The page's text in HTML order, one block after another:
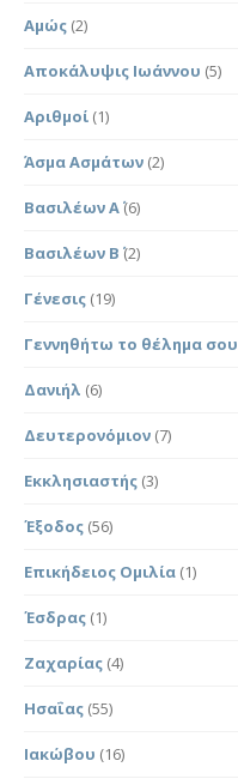
Αμώς (2)
Αποκάλυψις Ιωάννου (5)
Αριθμοί (1)
Άσμα Ασμάτων (2)
Βασιλέων Α΄(6)
Βασιλέων Β΄ (2)
Γένεσις (19)
Γεννηθήτω το θέλημα σου
Δανιήλ (6)
Δευτερονόμιον (7)
Εκκλησιαστής (3)
Έξοδος (56)
Επικήδειος Ομιλία (1)
Έσδρας (1)
Ζαχαρίας (4)
Ησαΐας (55)
Ιακώβου (16)